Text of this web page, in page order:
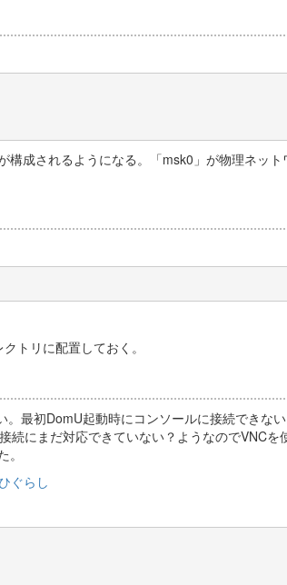
成されるようになる。「msk0」が物理ネット
トリに配置しておく。
最初DomU起動時にコンソールに接続できな
にまだ対応できていない？ようなのでVNCを
ぐらし